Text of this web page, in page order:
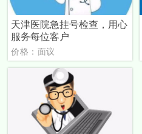
天津医院急挂号检查，用心
服务每位客户
价格：面议